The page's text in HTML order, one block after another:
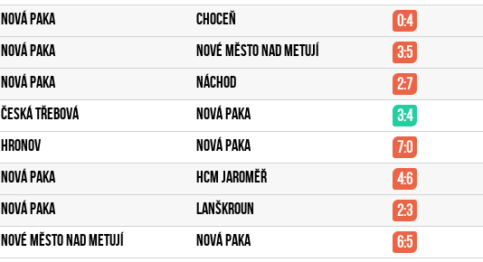
Nová Paka Choceň 0:4
Nová Paka Nové Město nad Metují 3:5
Nová Paka Náchod 2:7
Česká Třebová Nová Paka 3:4
Hronov Nová Paka 7:0
Nová Paka HCM Jaroměř 4:6
Nová Paka Lanškroun 2:3
Nové Město nad Metují Nová Paka 6:5